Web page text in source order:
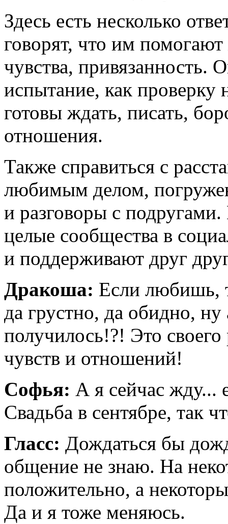
Здесь есть несколько
говорят, что им
чувства, привязанность.
испытание, как
готовы ждать, писать,
отношения.
Также справиться с
любимым делом,
и разговоры с
целые сообщества в
и поддерживают друг
Дракоша: Если любишь,
да грустно, да обидно, ну
получилось!?! Это
чувств и отношений!
Софья: А я сейчас жду...
Свадьба в сентябре, так
Гласс: Дождаться бы
общение не знаю. На
положительно, а
Да и я тоже меняюсь.